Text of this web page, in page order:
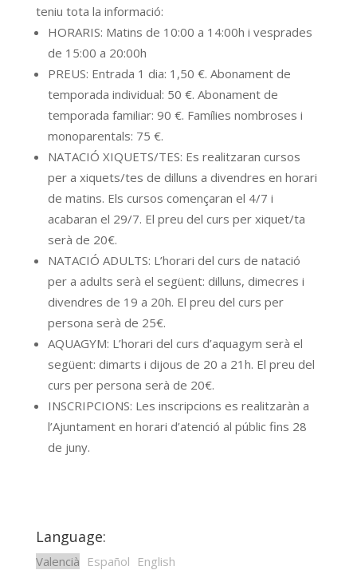
teniu tota la informació:
HORARIS: Matins de 10:00 a 14:00h i vesprades
de 15:00 a 20:00h
PREUS: Entrada 1 dia: 1,50 €. Abonament de
temporada individual: 50 €. Abonament de
temporada familiar: 90 €. Famílies nombroses i
monoparentals: 75 €.
NATACIÓ XIQUETS/TES: Es realitzaran cursos
per a xiquets/tes de dilluns a divendres en horari
de matins. Els cursos començaran el 4/7 i
acabaran el 29/7. El preu del curs per xiquet/ta
serà de 20€.
NATACIÓ ADULTS: L’horari del curs de natació
per a adults serà el següent: dilluns, dimecres i
divendres de 19 a 20h. El preu del curs per
persona serà de 25€.
AQUAGYM: L’horari del curs d’aquagym serà el
següent: dimarts i dijous de 20 a 21h. El preu del
curs per persona serà de 20€.
INSCRIPCIONS: Les inscripcions es realitzaràn a
l’Ajuntament en horari d’atenció al públic fins 28
de juny.
Language:
Valencià Español English